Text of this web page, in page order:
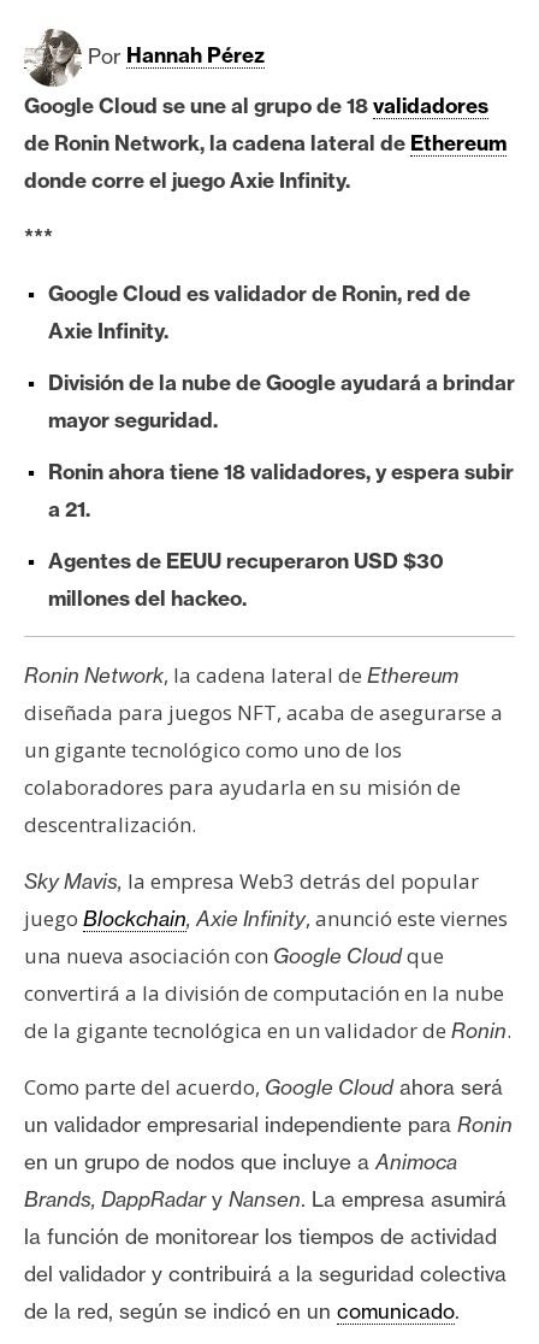
i
c
o
i
E
t
e
r
u
m
I
A
á
l
i
i
s
N
o
a
s
e
P
r
e
n
Por Hannah Pérez
Google Cloud se une al grupo de 18validadores
de Ronin Network, la cadena lateral de Ethereum
donde corre el juego Axie Infinity.
***
Google Cloud es validador de Ronin, red de
Axie Infinity.
División de la nube de Google ayudará a brindar
mayor seguridad.
Ronin ahora tiene 18 validadores, y espera subir
a 21.
Agentes de EEUU recuperaron USD $30
millones del hackeo.
Ronin Network, la cadena lateral de Ethereum
diseñada para juegos NFT, acaba de asegurarse a
un gigante tecnológico como uno de los
colaboradores para ayudarla en su misión de
descentralización.
Sky Mavis, la empresa Web3 detrás del popular
juego Blockchain, Axie Infinity, anunció este viernes
una nueva asociación con Google Cloudque
convertirá a la división de computación en la nube
de la gigante tecnológica en un validador de Ronin.
Como parte del acuerdo, Google Cloudahora será
un validador empresarial independiente para Ronin
en un grupo de nodos que incluye a Animoca
Brands, DappRadary Nansen. La empresa asumirá
la función de monitorear los tiempos de actividad
del validador y contribuirá a la seguridad colectiva
de la red, según se indicó en un comunicado.